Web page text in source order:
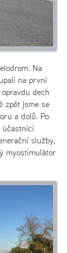
Na
na první
dech
zpět jsme se
a dolů. Po
služby,
myostimulátor